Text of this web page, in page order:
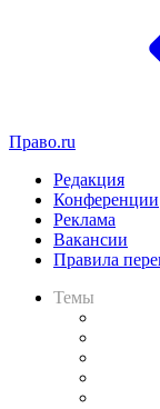
Право.ru
Редакция
Конференции
Реклама
Вакансии
Правила
Темы